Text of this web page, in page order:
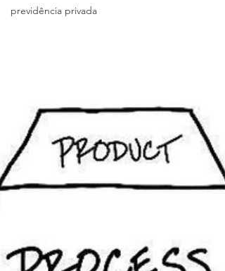
previdência privada